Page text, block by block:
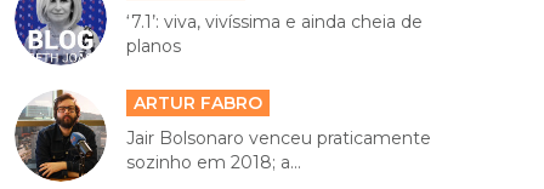
‘7.1’: viva, vivíssima e ainda cheia de
planos
ARTUR FABRO
Jair Bolsonaro venceu praticamente
sozinho em 2018; a...